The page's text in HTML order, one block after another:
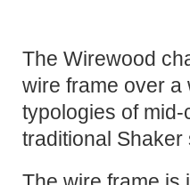
The Wirewood
wire frame over a
typologies of
traditional Shaker